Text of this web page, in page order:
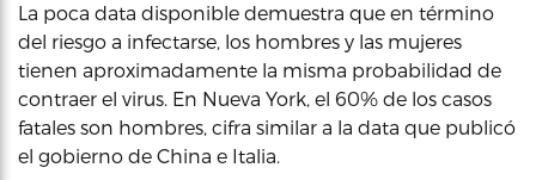
La poca data disponible demuestra que en término
del riesgo a infectarse, los hombres y las mujeres
tienen aproximadamente la misma probabilidad de
contraer el virus. En Nueva York, el 60% de los casos
fatales son hombres, cifra similar a la data que publicó
el gobierno de China e Italia.